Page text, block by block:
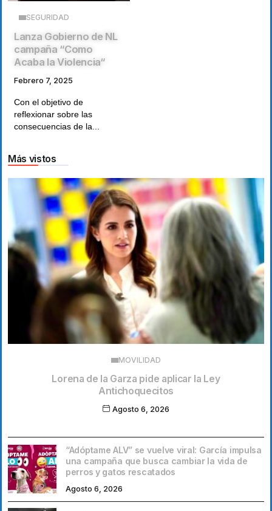
SEGURIDAD
Lanza Gobierno de NL
campaña “Como
Acaba la Violencia“
Febrero 7, 2025
Con el objetivo de
reflexionar sobre las
consecuencias de la...
Más vistos
MOVILIDAD
Lorena de la Garza pide aplicar la Ley
Antichoquecitos
Agosto 6, 2026
“Adóptame ALV” se vuelve viral: García impulsa
una campaña que busca cambiar la vida de
perros y gatos rescatados
Agosto 6, 2026